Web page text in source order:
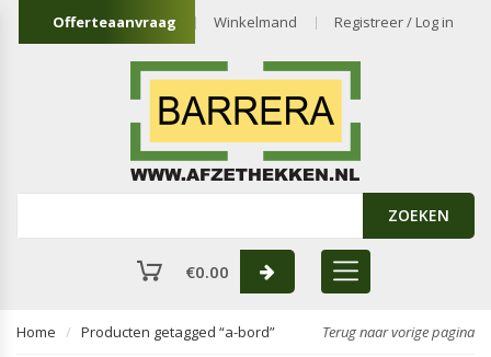
Offerteaanvraag Winkelmand Registreer / Log in
ZOEKEN
€0.00
Home Producten getagged “a-bord” Terug naar vorige pagina